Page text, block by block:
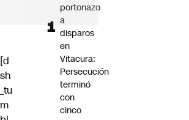
[d
sh
_tu
m
portonazo
a
disparos
en
Vitacura:
Persecución
terminó
con
cinco